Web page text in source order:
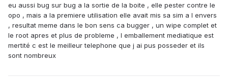
eu aussi bug sur bug a la sortie de la boite , elle pester contre le
opo , mais a la premiere utilisation elle avait mis sa sim a l envers
, resultat meme dans le bon sens ca bugger , un wipe complet et
le root apres et plus de probleme , l emballement mediatique est
mertité c est le meilleur telephone que j ai pus posseder et ils
sont nombreux